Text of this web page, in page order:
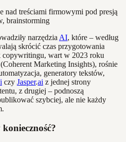
narzędzia AI, które – według
skrócić czas przygotowania
copywritingu, wart w 2023 roku
Marketing Insights), rośnie
generatory tekstów,
czy Jasper.ai z jednej strony
z drugiej – podnoszą
szybciej, ale nie każdy